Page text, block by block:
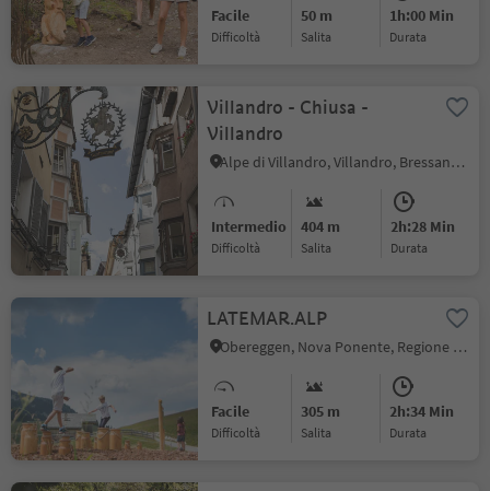
Facile
Difficoltà
50 m
Salita
1h:00 Min
durata
Villandro - Chiusa -
Villandro
Alpe di Villandro, Villandro, Bressanone e dintorni
Intermedio
Difficoltà
404 m
Salita
2h:28 Min
durata
LATEMAR.ALP
Obereggen, Nova Ponente, Regione dolomitica Val d'Ega
Facile
Difficoltà
305 m
Salita
2h:34 Min
durata